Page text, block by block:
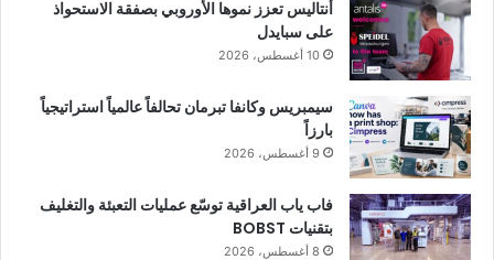
أنتاليس تعزز نموها الأوروبي بصفقة الاستحواذ
على سبايدل
10 أغسطس، 2026
سيمبريس وكانفا تبرمان تحالفاً عالمياً استراتيجياً
بارزاً
9 أغسطس، 2026
فاب ياب العراقية توسّع عمليات التعبئة والتغليف
بتقنيات BOBST
8 أغسطس، 2026